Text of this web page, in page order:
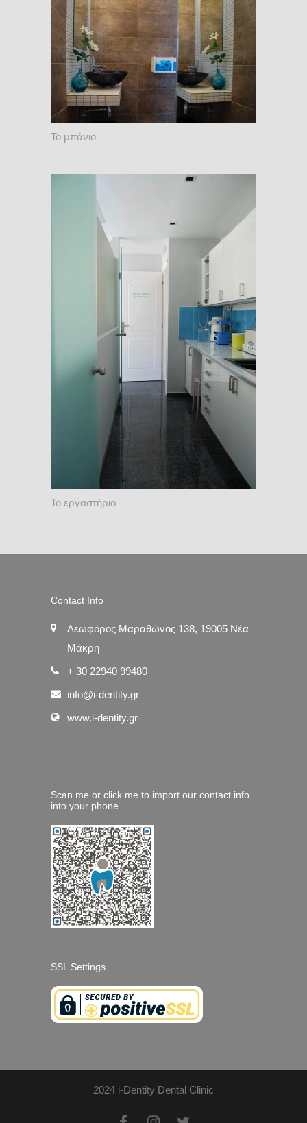
Το μπάνιο
Το εργαστήριο
Contact Info
Λεωφόρος Μαραθώνος 138, 19005 Νέα
Μάκρη
+ 30 22940 99480
info@i-dentity.gr
www.i-dentity.gr
Scan me or click me to import our contact info
into your phone
SSL Settings
2024 i-Dentity Dental Clinic